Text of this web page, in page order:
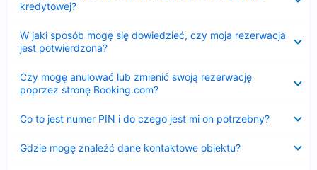
kredytowej?
W jaki sposób mogę się dowiedzieć, czy moja rezerwacja
jest potwierdzona?
Czy mogę anulować lub zmienić swoją rezerwację
poprzez stronę Booking.com?
Co to jest numer PIN i do czego jest mi on potrzebny?
Gdzie mogę znaleźć dane kontaktowe obiektu?